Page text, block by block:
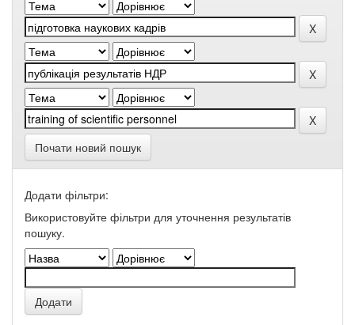
Почати новий пошук
Додати фільтри:
Використовуйте фільтри для уточнення результатів
пошуку.